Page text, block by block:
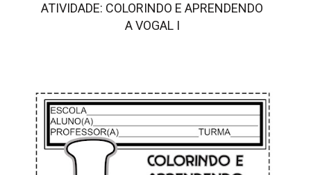
ATIVIDADE: COLORINDO E APRENDENDO
A VOGAL I